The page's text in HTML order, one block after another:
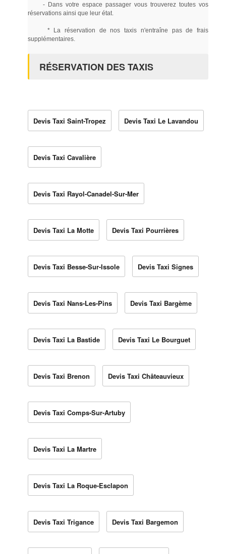
- Dans votre espace passager vous trouverez toutes vos
réservations ainsi que leur état.
* La réservation de nos taxis n'entraîne pas de frais
supplémentaires.
RÉSERVATION DES TAXIS
Devis Taxi Saint-Tropez Devis Taxi Le Lavandou
Devis Taxi Cavalière
Devis Taxi Rayol-Canadel-Sur-Mer
Devis Taxi La Motte Devis Taxi Pourrières
Devis Taxi Besse-Sur-Issole Devis Taxi Signes
Devis Taxi Nans-Les-Pins Devis Taxi Bargème
Devis Taxi La Bastide Devis Taxi Le Bourguet
Devis Taxi Brenon Devis Taxi Châteauvieux
Devis Taxi Comps-Sur-Artuby
Devis Taxi La Martre
Devis Taxi La Roque-Esclapon
Devis Taxi Trigance Devis Taxi Bargemon